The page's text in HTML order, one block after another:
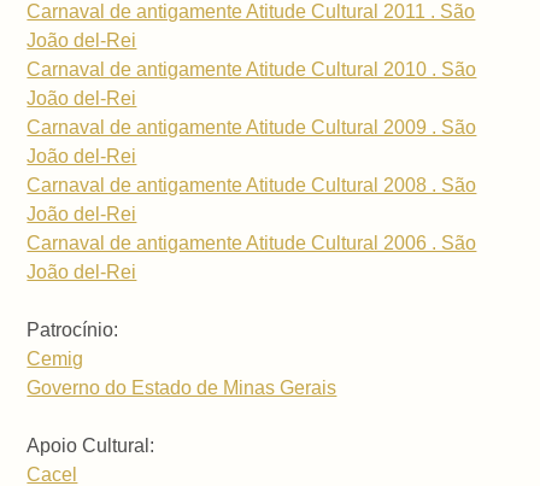
Carnaval de antigamente Atitude Cultural 2011 . São
João del-Rei
Carnaval de antigamente Atitude Cultural 2010 . São
João del-Rei
Carnaval de antigamente Atitude Cultural 2009 . São
João del-Rei
Carnaval de antigamente Atitude Cultural 2008 . São
João del-Rei
Carnaval de antigamente Atitude Cultural 2006 . São
João del-Rei
Patrocínio:
Cemig
Governo do Estado de Minas Gerais
Apoio Cultural:
Cacel